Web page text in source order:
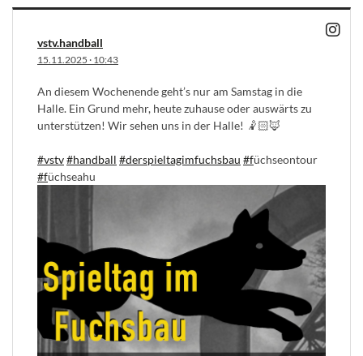
vstv.handball
15.11.2025 · 10:43
An diesem Wochenende geht’s nur am Samstag in die
Halle. Ein Grund mehr, heute zuhause oder auswärts zu
unterstützen! Wir sehen uns in der Halle! 🤾🏻🦊
#vstv#handball #derspieltagimfuchsbau #füchseontour
#füchseahu